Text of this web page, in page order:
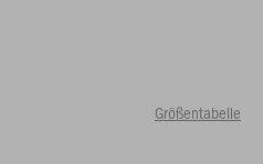
Größentabelle